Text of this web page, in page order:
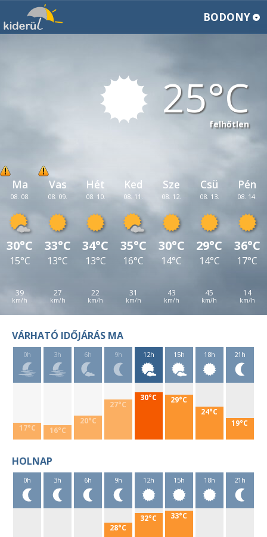
BODONY
25
felhőtlen
Ma
08. 08.
30°C
15°C
39
Vas
08. 09.
33°C
13°C
27
Hét
08. 10.
34°C
13°C
22
Ked
08. 11.
35°C
16°C
31
Sze
08. 12.
30°C
14°C
43
Csü
08. 13.
29°C
14°C
45
Pén
08. 14.
36°C
17°C
14
VÁRHATÓ IDŐJÁRÁS MA
0h
17°C
3h
16°C
6h
20°C
9h
27°C
12h
30°C
15h
29°C
18h
24°C
21h
19°C
HOLNAP
0h 3h 6h 9h
28°C
12h
32°C
15h
33°C
18h 21h